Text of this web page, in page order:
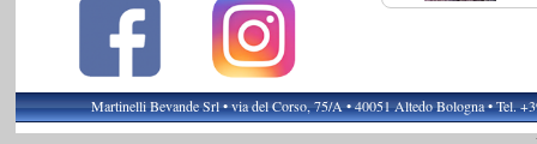
Martinelli Bevande Srl • via del Corso, 75/A • 40051 Altedo Bologna • Tel.